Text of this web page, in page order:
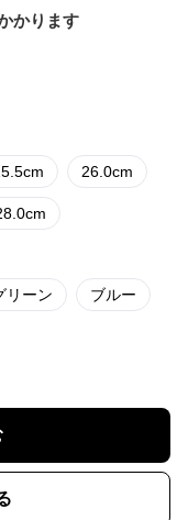
かります
26.0cm
リーン ブルー